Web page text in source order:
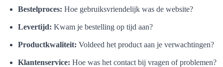
Bestelproces: Hoe gebruiksvriendelijk was de website?
Levertijd: Kwam je bestelling op tijd aan?
Productkwaliteit: Voldeed het product aan je verwachtingen?
Klantenservice: Hoe was het contact bij vragen of problemen?